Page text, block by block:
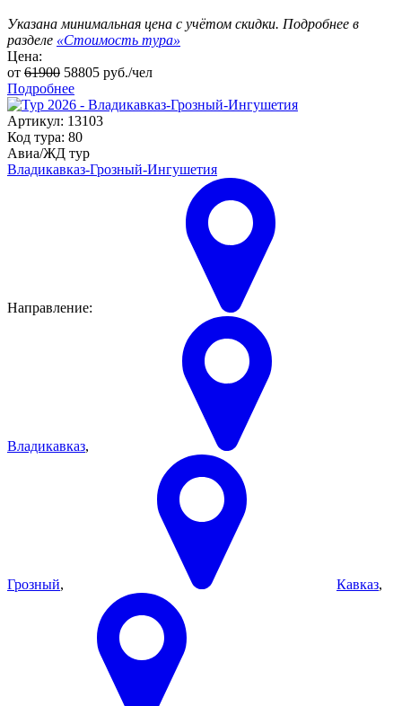
Указана минимальная цена с учётом скидки. Подробнее в
разделе «Стоимость тура»
Цена:
от 61900 58805 руб./чел
Подробнее
Артикул: 13103
Код тура: 80
Авиа/ЖД тур
Владикавказ-Грозный-Ингушетия
Направление:
Владикавказ,
Грозный, Кавказ,